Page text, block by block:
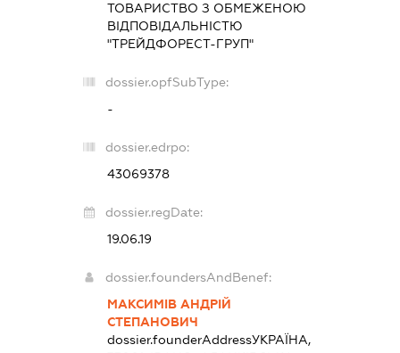
ТОВАРИСТВО З ОБМЕЖЕНОЮ
ВІДПОВІДАЛЬНІСТЮ
"ТРЕЙДФОРЕСТ-ГРУП"
dossier.opfSubType:
-
dossier.edrpo:
43069378
dossier.regDate:
19.06.19
dossier.foundersAndBenef:
МАКСИМІВ АНДРІЙ
СТЕПАНОВИЧ
dossier.founderAddressУКРАЇНА,